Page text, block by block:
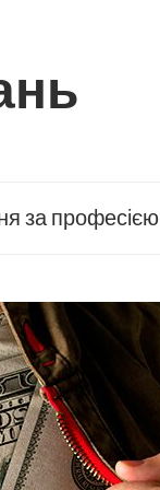
за професією